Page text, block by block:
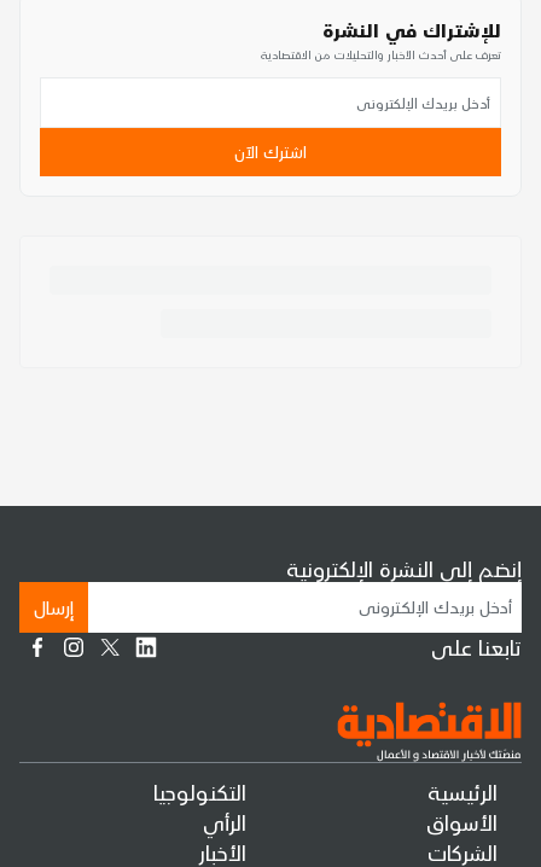
للإشتراك في النشرة
تعرف على أحدث الأخبار والتحليلات من الاقتصادية
اشترك الآن
الرئيسية
الأسواق
الشركات
التكنولوجيا
الرأي
الأخبار
إنضم إلى النشرة الإلكترونية
إرسال
تابعنا على